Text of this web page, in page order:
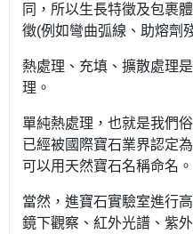
同，所以生長特徵及包裹
徵(例如彎曲弧線、助熔劑
熱處理、充填、擴散處理
理。
單純熱處理，也就是我們
已經被國際寶石業界認定
可以用天然寶石名稱命名。
當然，進寶石實驗室進行
鏡下觀察、紅外光譜、紫